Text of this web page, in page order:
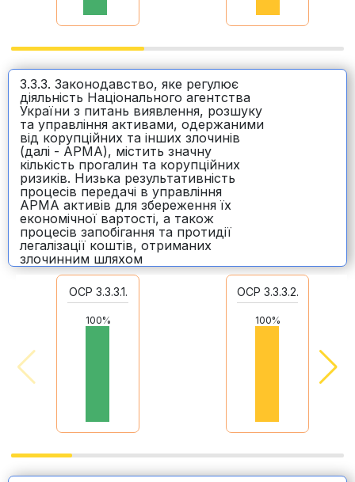
3.3.3. Законодавство, яке регулює
діяльність Національного агентства
України з питань виявлення, розшуку
та управління активами, одержаними
від корупційних та інших злочинів
(далі - АРМА), містить значну
кількість прогалин та корупційних
ризиків. Низька результативність
процесів передачі в управління
АРМА активів для збереження їх
економічної вартості, а також
процесів запобігання та протидії
легалізації коштів, отриманих
злочинним шляхом
36
ОСР 3.3.3.1.
100%
ОСР 3.3.3.2.
100%